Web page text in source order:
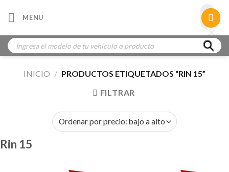
MENU
Búsqueda
de
productos
INICIO / PRODUCTOS ETIQUETADOS “RIN 15”
FILTRAR
Rin 15
×
×
×